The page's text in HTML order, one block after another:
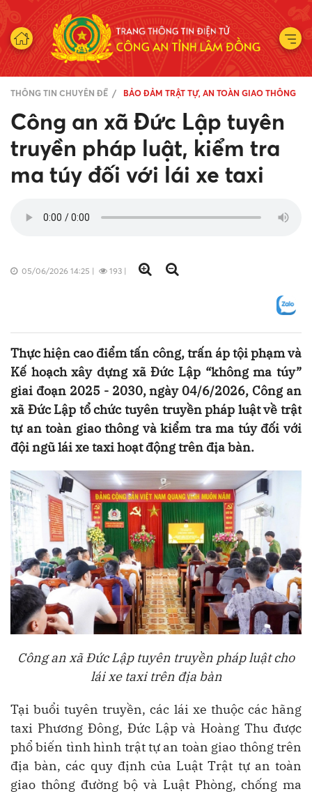
THÔNG TIN CHUYÊN ĐỀ BẢO ĐẢM TRẬT TỰ, AN TOÀN GIAO THÔNG
Công an xã Đức Lập tuyên
truyền pháp luật, kiểm tra
ma túy đối với lái xe taxi
05/06/2026 14:25 | 193 |
Thực hiện cao điểm tấn công, trấn áp tội phạm và
Kế hoạch xây dựng xã Đức Lập “không ma túy”
giai đoạn 2025 - 2030, ngày 04/6/2026, Công an
xã Đức Lập tổ chức tuyên truyền pháp luật về trật
tự an toàn giao thông và kiểm tra ma túy đối với
đội ngũ lái xe taxi hoạt động trên địa bàn.
Công an xã Đức Lập tuyên truyền pháp luật cho
lái xe taxi trên địa bàn
Tại buổi tuyên truyền, các lái xe thuộc các hãng
taxi Phương Đông, Đức Lập và Hoàng Thu được
phổ biến tình hình trật tự an toàn giao thông trên
địa bàn, các quy định của Luật Trật tự an toàn
giao thông đường bộ và Luật Phòng, chống ma